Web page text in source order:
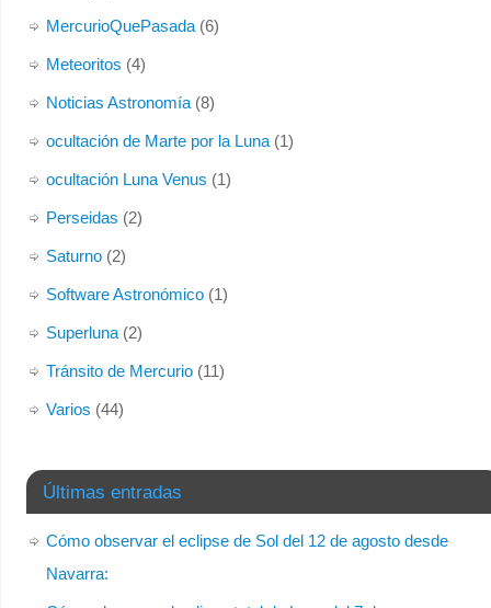
MercurioQuePasada(6)
Meteoritos (4)
Noticias Astronomía(8)
ocultación de Marte por la Luna(1)
ocultación Luna Venus (1)
Perseidas (2)
Saturno(2)
Software Astronómico(1)
Superluna(2)
Tránsito de Mercurio(11)
Varios (44)
Últimas entradas
Cómo observar el eclipse de Sol del 12 de agosto desde
Navarra: